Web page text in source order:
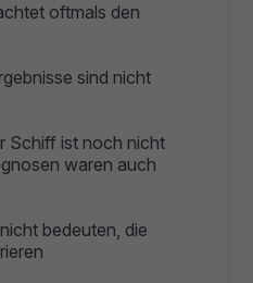
oftmals den
sind nicht
Schiff ist noch nicht
waren auch
bedeuten, die